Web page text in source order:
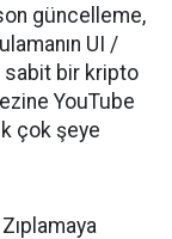
güncelleme,
UI /
sabit bir kripto
YouTube
çok şeye